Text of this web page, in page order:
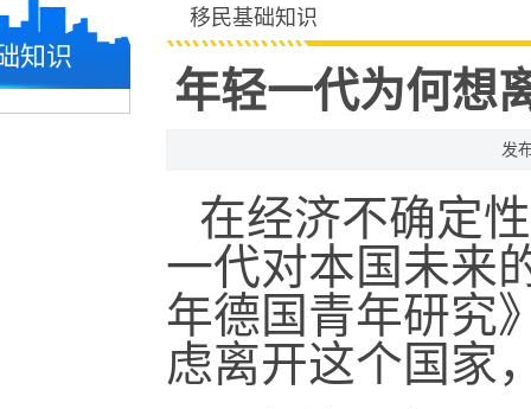
知识
移民基础知识
年轻一代为何想
发
在经济不确定
一代对本国未来
年德国青年研究
虑离开这个国家